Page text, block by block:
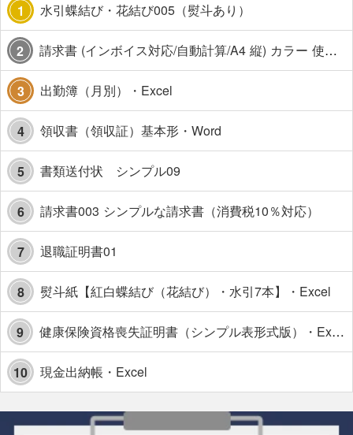
1 水引蝶結び・花結び005（熨斗あり）
2 請求書 (インボイス対応/自動計算/A4 縦) カラー 使い方解説あり
3 出勤簿（月別）・Excel
4 領収書（領収証）基本形・Word
5 書類送付状 シンプル09
6 請求書003 シンプルな請求書（消費税10％対応）
7 退職証明書01
8 熨斗紙【紅白蝶結び（花結び）・水引7本】・Excel
9 健康保険資格喪失証明書（シンプル表形式版）・Excel【見本付き】
10 現金出納帳・Excel